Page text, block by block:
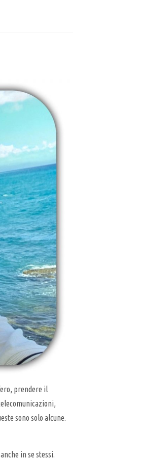
prendere il
sono solo alcune.
in se stessi.